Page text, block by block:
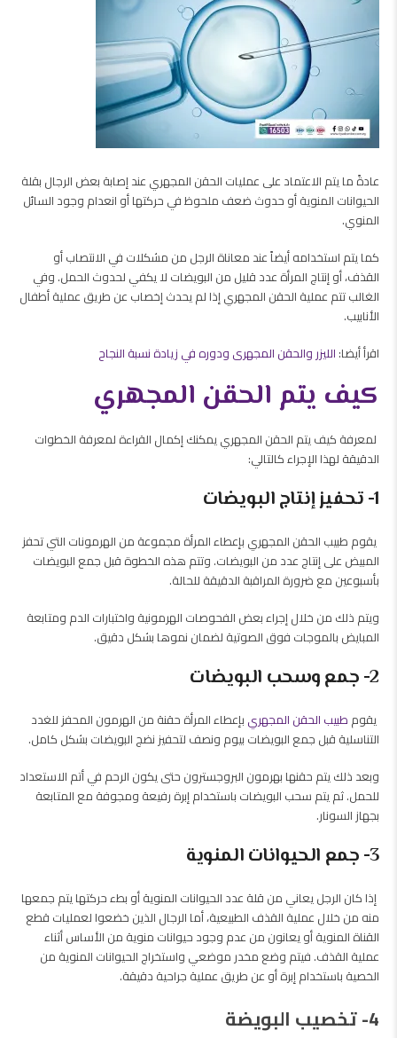
عادةً ما يتم الاعتماد على عمليات الحقن المجهري عند إصابة بعض الرجال بقلة
الحيوانات المنوية أو حدوث ضعف ملحوظ في حركتها أو انعدام وجود السائل
المنوي.
كما يتم استخدامه أيضاً عند معاناة الرجل من مشكلات في الانتصاب أو
القذف، أو إنتاج المرأة عدد قليل من البويضات لا يكفي لحدوث الحمل. وفي
الغالب تتم عملية الحقن المجهري إذا لم يحدث إخصاب عن طريق عملية أطفال
الأنابيب.
اقرأ أيضا: الليزر والحقن المجهرى ودوره في زيادة نسبة النجاح
كيف يتم الحقن المجهري
لمعرفة كيف يتم الحقن المجهري يمكنك إكمال القراءة لمعرفة الخطوات
الدقيقة لهذا الإجراء كالتالي:
1- تحفيز إنتاج البويضات
يقوم طبيب الحقن المجهري بإعطاء المرأة مجموعة من الهرمونات التي تحفز
المبيض على إنتاج عدد من البويضات. وتتم هذه الخطوة قبل جمع البويضات
بأسبوعين مع ضرورة المراقبة الدقيقة للحالة.
ويتم ذلك من خلال إجراء بعض الفحوصات الهرمونية واختبارات الدم ومتابعة
المبايض بالموجات فوق الصوتية لضمان نموها بشكل دقيق.
2- جمع وسحب البويضات
يقوم طبيب الحقن المجهري بإعطاء المرأة حقنة من الهرمون المحفز للغدد
التناسلية قبل جمع البويضات بيوم ونصف لتحفيز نضج البويضات بشكل كامل.
وبعد ذلك يتم حقنها بهرمون البروجسترون حتى يكون الرحم في أتم الاستعداد
للحمل. ثم يتم سحب البويضات باستخدام إبرة رفيعة ومجوفة مع المتابعة
بجهاز السونار.
3- جمع الحيوانات المنوية
إذا كان الرجل يعاني من قلة عدد الحيوانات المنوية أو بطء حركتها يتم جمعها
منه من خلال عملية القذف الطبيعية، أما الرجال الذين خضعوا لعمليات قطع
القناة المنوية أو يعانون من عدم وجود حيوانات منوية من الأساس أثناء
عملية القذف. فيتم وضع مخدر موضعي واستخراج الحيوانات المنوية من
الخصية باستخدام إبرة أو عن طريق عملية جراحية دقيقة.
4- تخصيب البويضة